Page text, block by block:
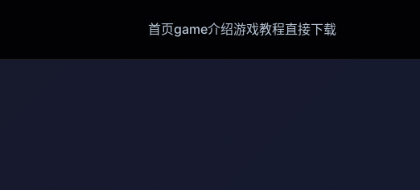
首页game介绍游戏教程直接下载